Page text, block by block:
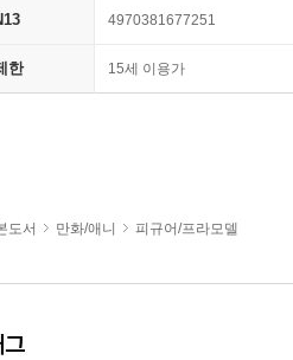
4970381677251
한 15세 이용가
도서 만화/애니 피규어/프라모델